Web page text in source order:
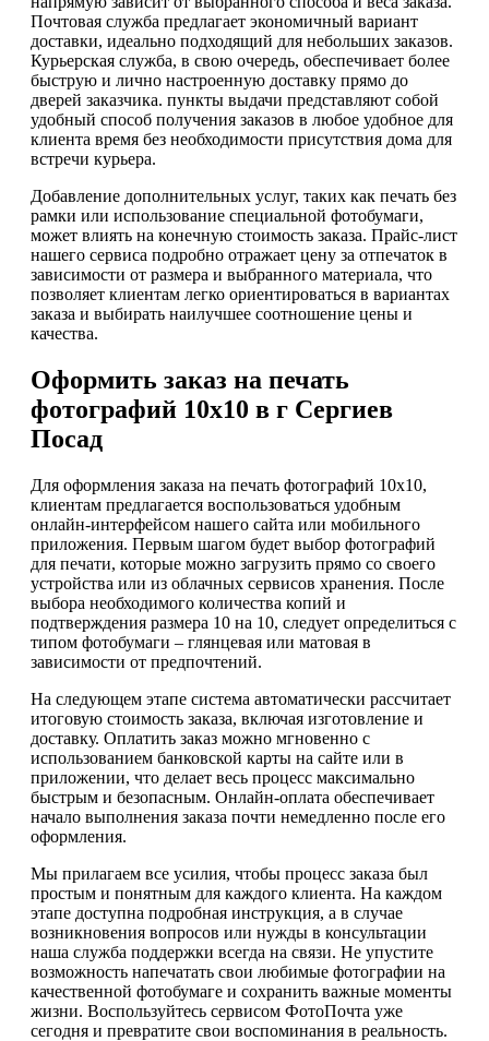
Почтовая служба предлагает экономичный вариант
доставки, идеально подходящий для небольших заказов.
Курьерская служба, в свою очередь, обеспечивает более
быструю и лично настроенную доставку прямо до
дверей заказчика. пункты выдачи представляют собой
удобный способ получения заказов в любое удобное для
клиента время без необходимости присутствия дома для
встречи курьера.
Добавление дополнительных услуг, таких как печать без
рамки или использование специальной фотобумаги,
может влиять на конечную стоимость заказа. Прайс-лист
нашего сервиса подробно отражает цену за отпечаток в
зависимости от размера и выбранного материала, что
позволяет клиентам легко ориентироваться в вариантах
заказа и выбирать наилучшее соотношение цены и
качества.
Оформить заказ на печать
фотографий 10х10 в г Сергиев
Посад
Для оформления заказа на печать фотографий 10х10,
клиентам предлагается воспользоваться удобным
онлайн-интерфейсом нашего сайта или мобильного
приложения. Первым шагом будет выбор фотографий
для печати, которые можно загрузить прямо со своего
устройства или из облачных сервисов хранения. После
выбора необходимого количества копий и
подтверждения размера 10 на 10, следует определиться с
типом фотобумаги – глянцевая или матовая в
зависимости от предпочтений.
На следующем этапе система автоматически рассчитает
итоговую стоимость заказа, включая изготовление и
доставку. Оплатить заказ можно мгновенно с
использованием банковской карты на сайте или в
приложении, что делает весь процесс максимально
быстрым и безопасным. Онлайн-оплата обеспечивает
начало выполнения заказа почти немедленно после его
оформления.
Мы прилагаем все усилия, чтобы процесс заказа был
простым и понятным для каждого клиента. На каждом
этапе доступна подробная инструкция, а в случае
возникновения вопросов или нужды в консультации
наша служба поддержки всегда на связи. Не упустите
возможность напечатать свои любимые фотографии на
качественной фотобумаге и сохранить важные моменты
жизни. Воспользуйтесь сервисом ФотоПочта уже
сегодня и превратите свои воспоминания в реальность.